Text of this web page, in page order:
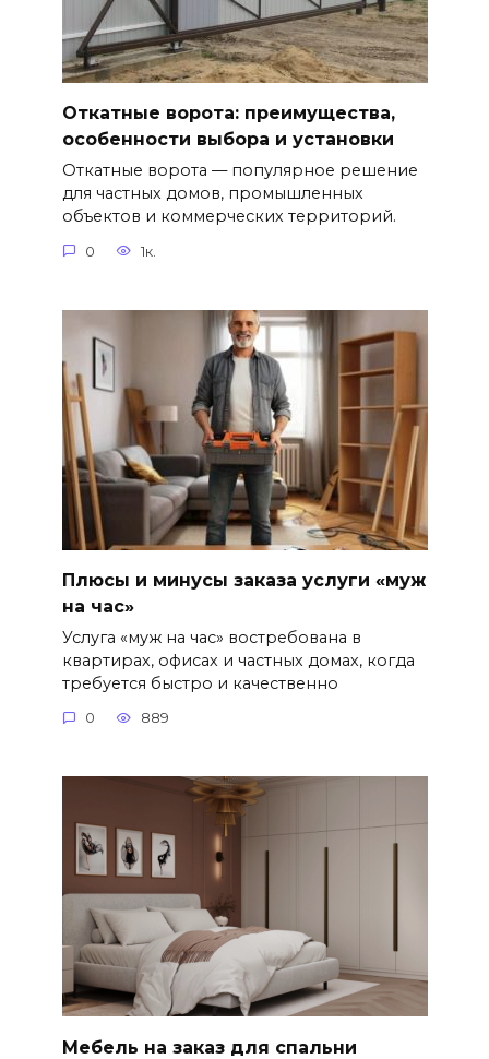
Откатные ворота: преимущества,
особенности выбора и установки
Откатные ворота — популярное решение
для частных домов, промышленных
объектов и коммерческих территорий.
0 1к.
Плюсы и минусы заказа услуги «муж
на час»
Услуга «муж на час» востребована в
квартирах, офисах и частных домах, когда
требуется быстро и качественно
0 889
Мебель на заказ для спальни